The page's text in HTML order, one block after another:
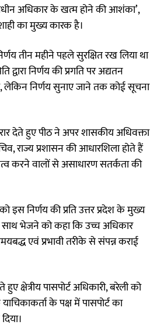
अधिकार के खत्म होने की आशंका’,
का मुख्य कारक है।
तीन महीने पहले सुरक्षित रख लिया था
द्वारा निर्णय की प्रगति पर अद्यतन
लेकिन निर्णय सुनाए जाने तक कोई सूचना
देते हुए पीठ ने अपर शासकीय अधिवक्ता
राज्य प्रशासन की आधारशिला होते हैं
करने वालों से असाधारण सतर्कता की
निर्णय की प्रति उत्तर प्रदेश के मुख्य
भेजने को कहा कि उच्च अधिकार
एवं प्रभावी तरीके से संपन्न कराई
क्षेत्रीय पासपोर्ट अधिकारी, बरेली को
याचिकाकर्ता के पक्ष में पासपोर्ट का